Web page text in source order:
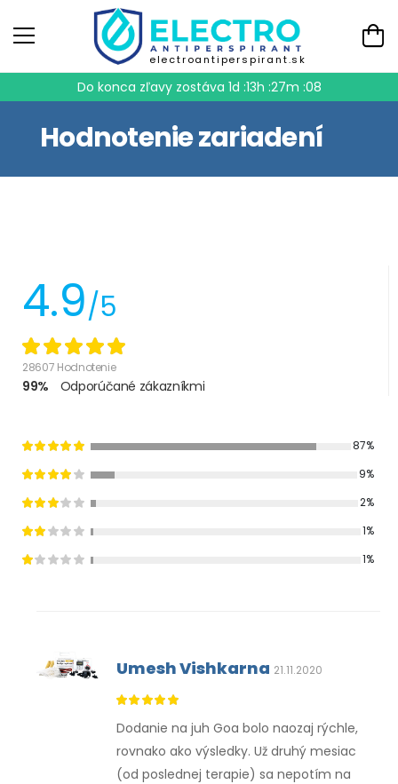
electroantiperspirant.sk
Do konca zľavy zostáva 1d :13h :27m :08
Hodnotenie zariadení
4.9/5
28607 Hodnotenie
99% Odporúčané zákazníkmi
87%
9%
2%
1%
1%
Umesh Vishkarna 21.11.2020
Dodanie na juh Goa bolo naozaj rýchle,
rovnako ako výsledky. Už druhý mesiac
(od poslednej terapie) sa nepotím na